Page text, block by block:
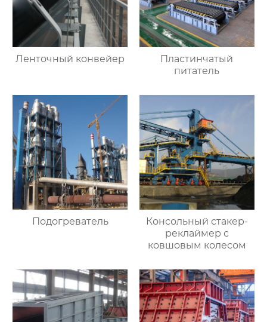
Ленточный конвейер
Пластинчатый
питатель
Подогреватель
Консольный стакер-
реклаймер с
ковшовым колесом